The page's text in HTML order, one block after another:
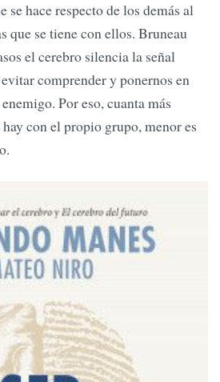
se hace respecto de los demás al
que se tiene con ellos. Bruneau
el cerebro silencia la señal
comprender y ponernos en
Por eso, cuanta más
con el propio grupo, menor es